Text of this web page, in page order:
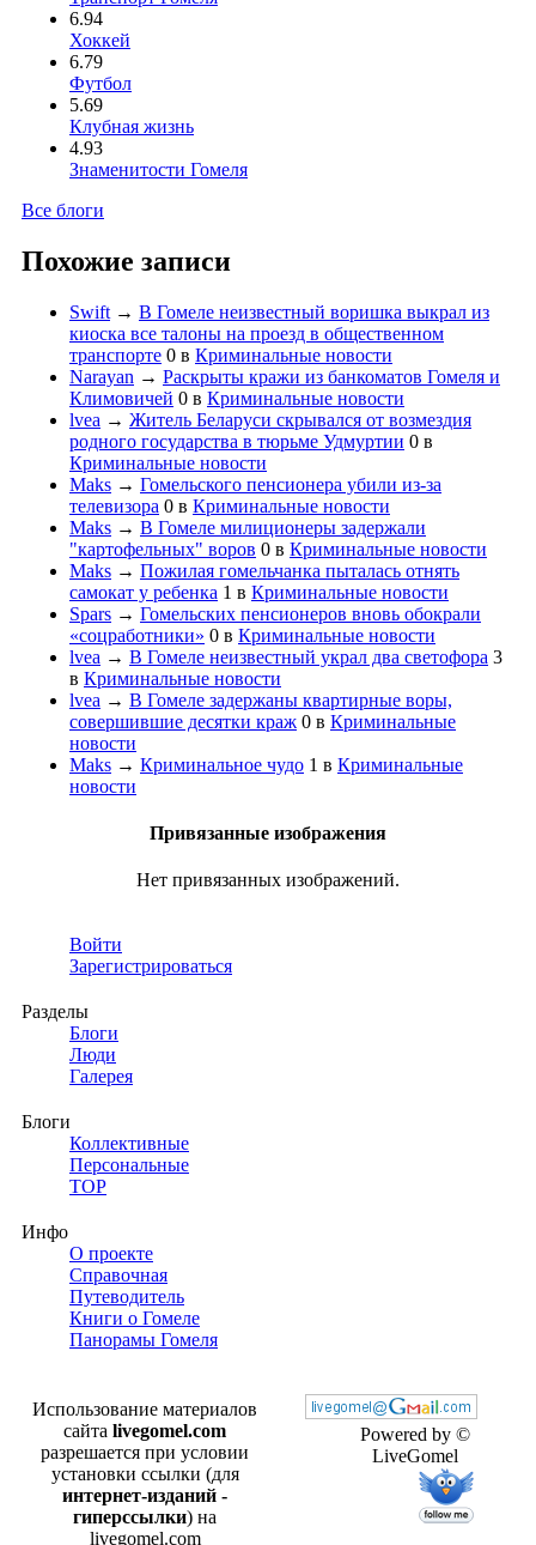
6.94
Хоккей
6.79
Футбол
5.69
Клубная жизнь
4.93
Знаменитости Гомеля
Все блоги
Похожие записи
Swift → В Гомеле неизвестный воришка выкрал из
киоска все талоны на проезд в общественном
транспорте 0 в Криминальные новости
Narayan → Раскрыты кражи из банкоматов Гомеля и
Климовичей 0 в Криминальные новости
lvea → Житель Беларуси скрывался от возмездия
родного государства в тюрьме Удмуртии 0 в
Криминальные новости
Maks → Гомельского пенсионера убили из-за
телевизора 0 в Криминальные новости
Maks → В Гомеле милиционеры задержали
"картофельных" воров 0 в Криминальные новости
Maks → Пожилая гомельчанка пыталась отнять
самокат у ребенка 1 в Криминальные новости
Spars → Гомельских пенсионеров вновь обокрали
«соцработники» 0 в Криминальные новости
lvea → В Гомеле неизвестный украл два светофора 3
в Криминальные новости
lvea → В Гомеле задержаны квартирные воры,
совершившие десятки краж 0 в Криминальные
новости
Maks → Криминальное чудо 1 в Криминальные
новости
Привязанные изображения
Нет привязанных изображений.
Войти
Зарегистрироваться
Разделы
Блоги
Люди
Галерея
Блоги
Коллективные
Персональные
TOP
Инфо
О проекте
Справочная
Путеводитель
Книги о Гомеле
Панорамы Гомеля
Powered by ©
LiveGomel
Использование материалов
сайта livegomel.com
разрешается при условии
установки ссылки (для
интернет-изданий -
гиперссылки) на
livegomel.com